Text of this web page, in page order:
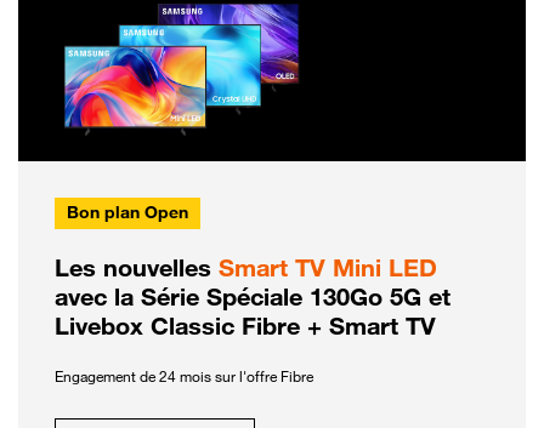
Bon plan Open
Les nouvelles Smart TV Mini LED
avec la Série Spéciale 130Go 5G et
Livebox Classic Fibre + Smart TV
Engagement de 24 mois sur l'offre Fibre